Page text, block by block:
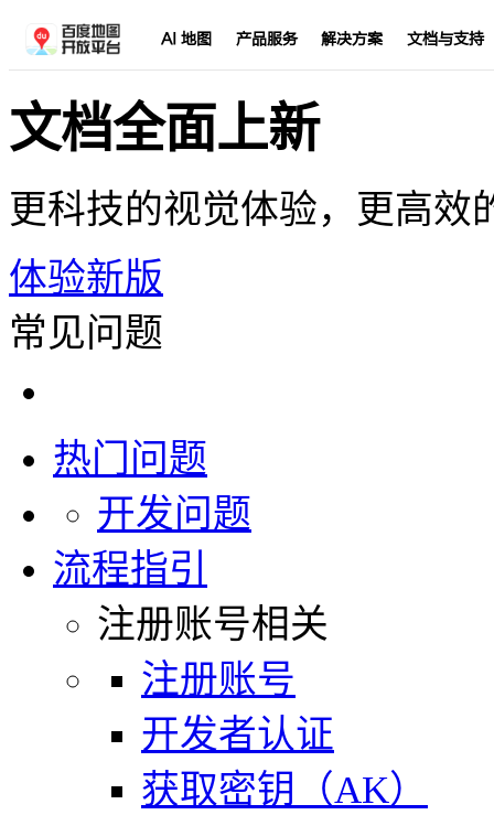
AI 地图 产品服务 解决方案 文档与支持
文档全面上新
更科技的视觉体验，更高效
体验新版
常见问题
热门问题
开发问题
流程指引
注册账号相关
注册账号
开发者认证
获取密钥（AK）